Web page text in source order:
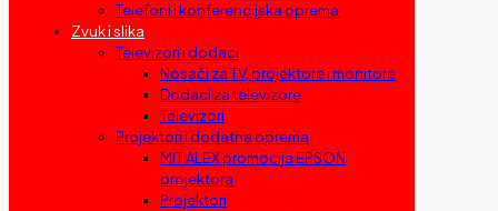
Telefoni i konferencijska oprema
Zvuk i slika
Televizori i dodaci
Nosači za TV, projektore i monitore
Dodaci za televizore
Televizori
Projektori i dodatna oprema
MIT ALEX promocija EPSON
projektora
Projektori